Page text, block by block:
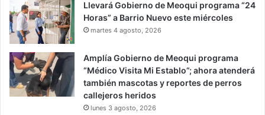
Llevará Gobierno de Meoqui programa “24
Horas” a Barrio Nuevo este miércoles
martes 4 agosto, 2026
Amplía Gobierno de Meoqui programa
“Médico Visita Mi Establo”; ahora atenderá
también mascotas y reportes de perros
callejeros heridos
lunes 3 agosto, 2026